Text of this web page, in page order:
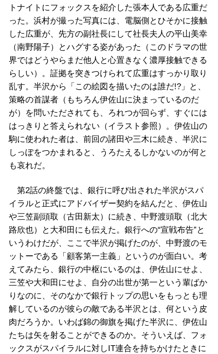
トナイトにフォックスを紹介した張本人である広重だ
った。浜村が撮った写真には、電脳側とひそかに接触
した広重が、先方の副社長にして社長夫人の平山美幸
（南野陽子）とハグする姿があった（このドラマの世
界ではどうやらまだ他人と心置きなく濃厚接触できる
らしい）。証拠を突きつけられて広重はすっかり取り
乱す。半沢から「この絵図を描いたのは誰だ!?」と、
策略の首謀者（もちろん伊佐山に決まっているのだ
が）を問いただされても、ろれつが回らず、すぐには
はっきりと答えられない（イラスト参照）。伊佐山の
駒に使われた者は、前回の諸田や三木に続き、半沢に
しっぽをつかまれると、うろたえるしかないのが何と
も哀れだ。
第2話の終盤では、銀行に呼び出された半沢がスパ
イラルと正式にアドバイザー契約を結んだと、伊佐山
や三笠副頭取（古田新太）に続き、中野渡頭取（北大
路欣也）と大和田にも伝えた。銀行への“宣戦布告”と
いうわけだが、ここで半沢が掲げたのが、中野渡のモ
ットーである「顧客第一主義」というのが面白い。考
えてみたら、銀行の中枢にいるのは、伊佐山にせよ、
三笠や大和田にせよ、自分の出世が第一という輩ばか
りなのに、そのなかで銀行トップの思いをもっとも理
解しているのが彼らの敵である半沢とは、何という皮
肉だろうか。いわば錦の御旗を掲げた半沢に、伊佐山
たちは矢を射ることができるのか。そういえば、フォ
ックスがスパイラルに対しIT連合を持ちかけたときに